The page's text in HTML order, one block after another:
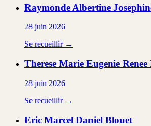
Raymonde Albertine
28 juin 2026
Se recueillir →
Therese Marie Eugenie Renee
28 juin 2026
Se recueillir →
Eric Marcel Daniel Blouet